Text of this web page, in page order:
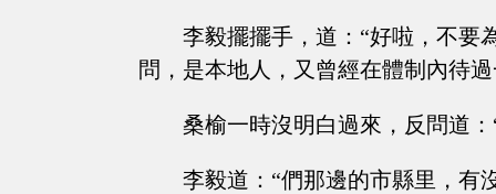
李毅擺擺手，道：“好啦，不要
問，是本地人，又曾經在體制內待
桑榆一時沒明白過來，反問道
李毅道：“們那邊的市縣里，有